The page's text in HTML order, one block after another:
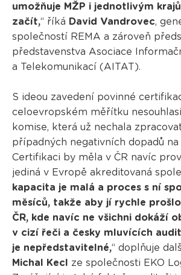
umožňuje MŽP i jednotlivým
začít,“ říká David Vandrovec,
společností REMA a zároveň
představenstva Asociace
a Telekomunikací (AITAT).
S ideou zavedení povinné
celoevropském měřítku
komise, která už nechala
případných negativních dopadů
Certifikaci by měla v ČR navíc
jediná v Evropě akreditovaná
kapacita je malá a proces s ní
měsíců, takže aby jí rychle
ČR, kde navíc ne všichni dokáží
v cizí řeči a česky mluvících
je nepředstavitelné,“ doplňuje
Michal Kecl ze společnosti EKO